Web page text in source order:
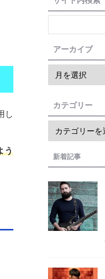
し
う
アーカイブ
カテゴリー
新着記事